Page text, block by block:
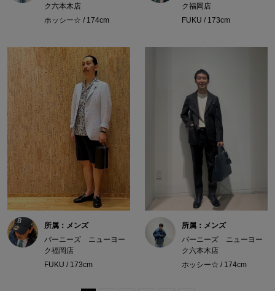
ク六本木店
ホッシー☆ / 174cm
ク福岡店
FUKU / 173cm
所属：メンズ
バーニーズ ニューヨー
ク福岡店
FUKU / 173cm
所属：メンズ
バーニーズ ニューヨー
ク六本木店
ホッシー☆ / 174cm